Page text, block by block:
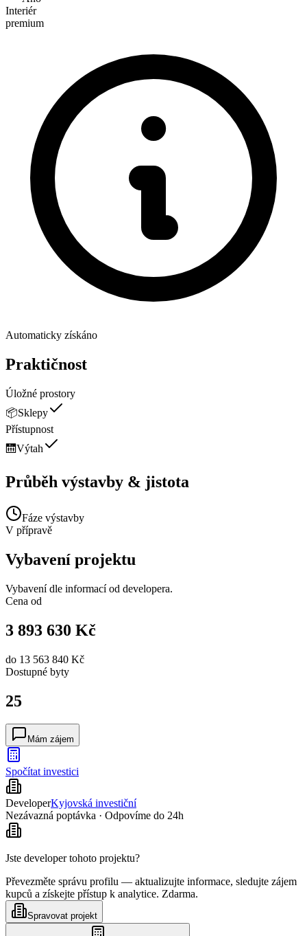
Interiér
premium
Automaticky získáno
Praktičnost
Úložné prostory
📦Sklepy
Přístupnost
🛗Výtah
Průběh výstavby & jistota
Fáze výstavby
V přípravě
Vybavení projektu
Vybavení dle informací od developera.
Cena od
3 893 630 Kč
do 13 563 840 Kč
Dostupné byty
25
Mám zájem
Spočítat investici
DeveloperKyjovská investiční
Nezávazná poptávka · Odpovíme do 24h
Jste developer tohoto projektu?
Převezměte správu profilu — aktualizujte informace, sledujte zájem
kupců a získejte přístup k analytice. Zdarma.
Spravovat projekt